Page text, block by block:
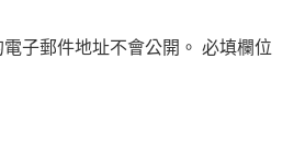
子郵件地址不會公開。 必填欄位